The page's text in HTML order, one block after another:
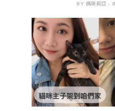
BY 媽咪莉亞 -